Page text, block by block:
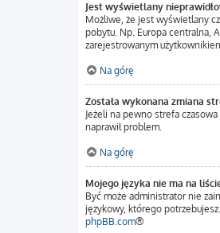
Jest wyświetlany
Możliwe, że jest wyświetlany
pobytu. Np. Europa centralna,
zarejestrowanym
Na górę
Została wykonana zmiana
Jeżeli na pewno strefa
naprawił problem.
Na górę
Mojego języka nie ma na
Być może administrator nie
językowy, którego
phpBB.com®